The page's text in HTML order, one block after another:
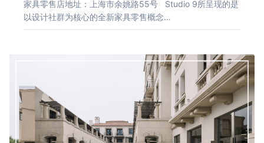
家具零售店地址：上海市余姚路55号 Studio 9所呈现的是
以设计社群为核心的全新家具零售概念…